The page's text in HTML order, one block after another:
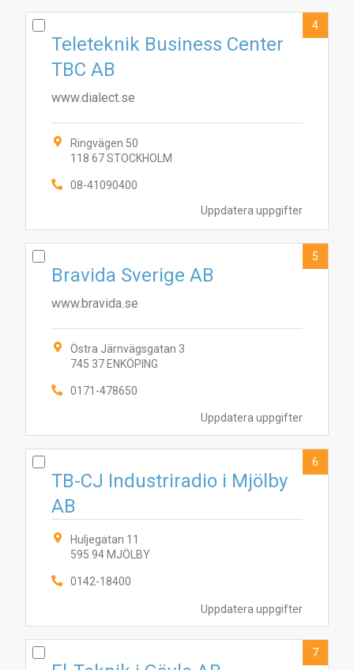
Uppdatera uppgifter
Teleteknik Business Center
TBC AB
www.dialect.se
Ringvägen 50
118 67 STOCKHOLM
08-41090400
4
Uppdatera uppgifter
Bravida Sverige AB
www.bravida.se
Östra Järnvägsgatan 3
745 37 ENKÖPING
0171-478650
5
Uppdatera uppgifter
TB-CJ Industriradio i Mjölby
AB
Huljegatan 11
595 94 MJÖLBY
0142-18400
6
7